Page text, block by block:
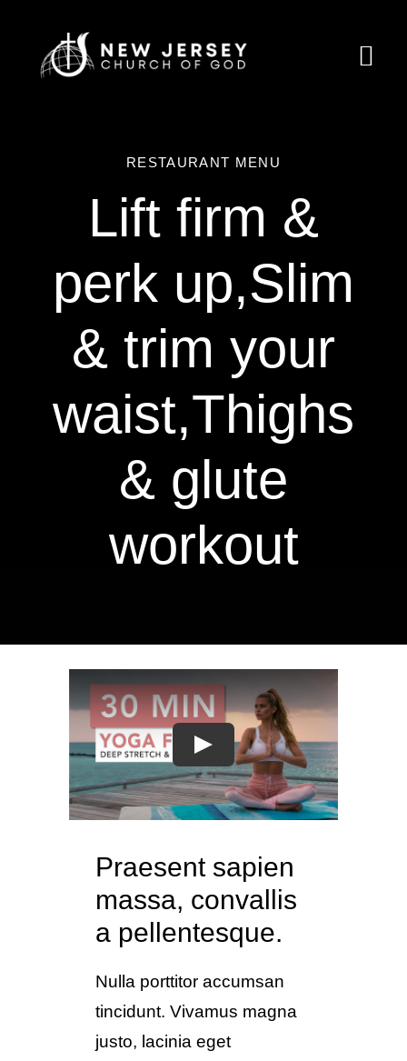
content
Resources
Partnership
Contact Us
RESTAURANT MENU
Lift firm &
perk up,Slim
& trim your
waist,Thighs
& glute
workout
Praesent sapien
massa, convallis
a pellentesque.
Nulla porttitor accumsan
tincidunt. Vivamus magna
justo, lacinia eget